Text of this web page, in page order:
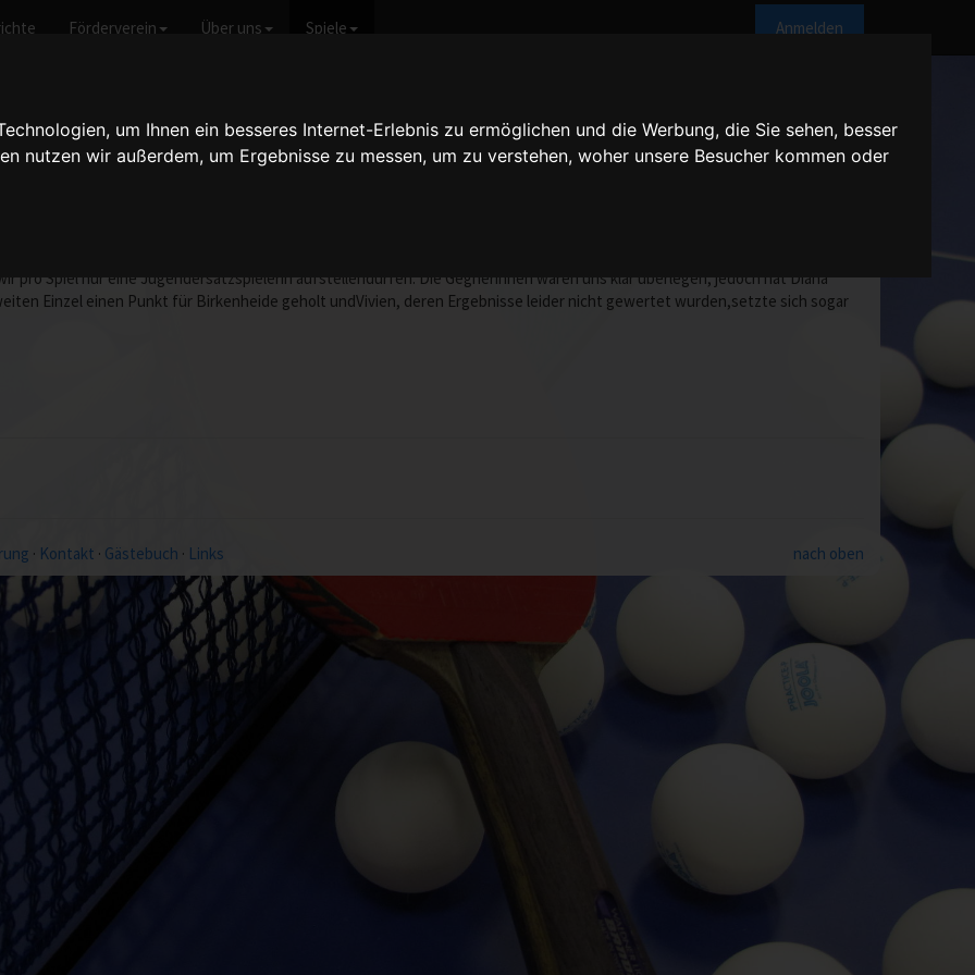
um Ihnen ein besseres Internet-Erlebnis zu ermöglichen und die Werbung, die Sie sehen, besser
nutzen wir außerdem, um Ergebnisse zu messen, um zu verstehen, woher unsere Besucher kommen oder
Anmelden
Förderverein Über uns Spiele
anzeigen
3 - 2:8
pro Spiel nur eine Jugendersatzspielerin aufstellendürfen. Die Gegnerinnen waren uns klar überlegen, jedoch hat Diana
Einzel einen Punkt für Birkenheide geholt undVivien, deren Ergebnisse leider nicht gewertet wurden,setzte sich sogar
nach oben
· Kontakt · Gästebuch · Links